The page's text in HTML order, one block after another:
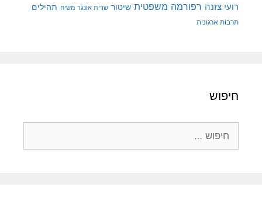
רועי צזנה רפורמה משפטית שיטור שרית אונגר משיח תהילים
תרבות ארגונית
חיפוש